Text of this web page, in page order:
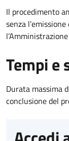
Il procedimento
senza
Tempi e
Durata massima
conclusione del